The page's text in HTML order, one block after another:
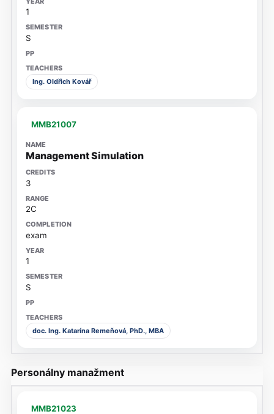
1
S
Ing. Oldřich Kovář
MMB21007
Management Simulation
3
2C
exam
1
S
doc. Ing. Katarína Remeňová, PhD., MBA
Personálny manažment
MMB21023